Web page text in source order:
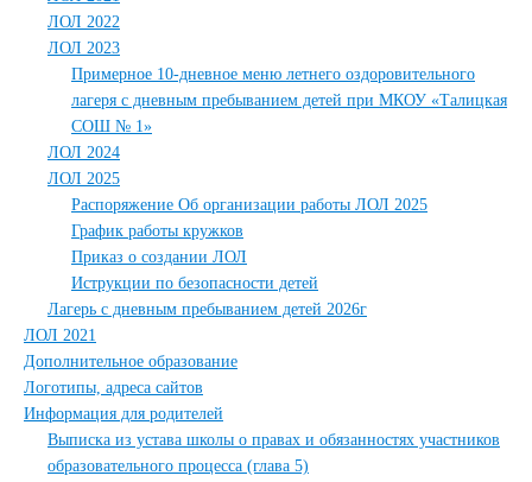
ЛОЛ 2022
ЛОЛ 2023
Примерное 10-дневное меню летнего оздоровительного
лагеря с дневным пребыванием детей при МКОУ «Талицкая
СОШ № 1»
ЛОЛ 2024
ЛОЛ 2025
Распоряжение Об организации работы ЛОЛ 2025
График работы кружков
Приказ о создании ЛОЛ
Иструкции по безопасности детей
Лагерь с дневным пребыванием детей 2026г
ЛОЛ 2021
Дополнительное образование
Логотипы, адреса сайтов
Информация для родителей
Выписка из устава школы о правах и обязанностях участников
образовательного процесса (глава 5)